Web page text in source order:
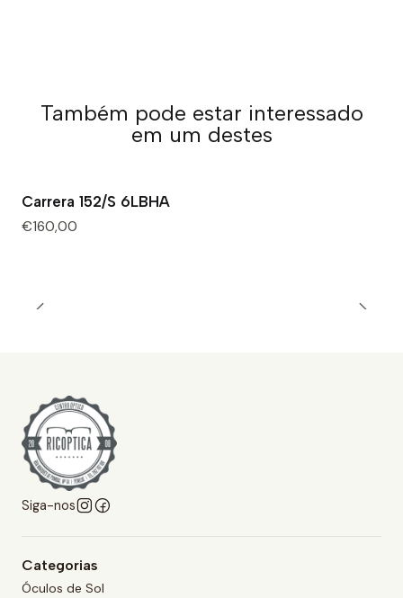
Também pode estar interessado
em um destes
Carrera 152/S 6LBHA
€160,00
Siga-nos
Categorias
Óculos de Sol